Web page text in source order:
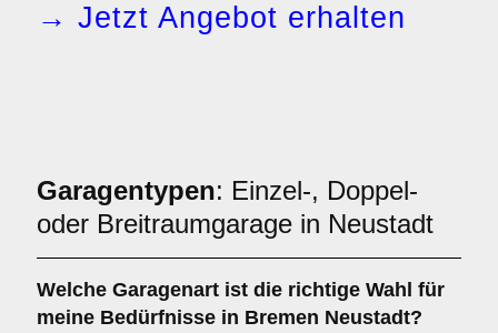
→ Jetzt Angebot erhalten
Garagentypen: Einzel-, Doppel-
oder Breitraumgarage in Neustadt
Welche Garagenart ist die richtige Wahl für
meine Bedürfnisse in Bremen Neustadt?